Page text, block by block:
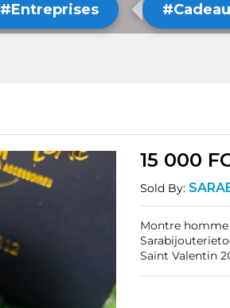
#Entreprises
15 000
Sold By:
Montre homme
Saint Valentin